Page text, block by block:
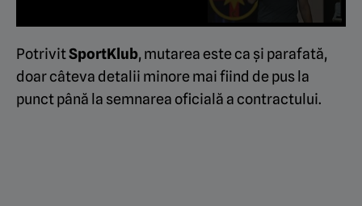
PotrivitSportKlub, mutarea este ca și parafată,
doar câteva detalii minore mai fiind de pus la
punct până la semnarea oficială a contractului.